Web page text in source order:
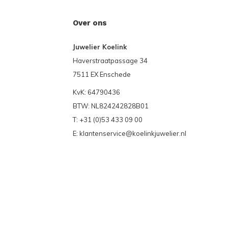
Over ons
Juwelier Koelink
Haverstraatpassage 34
7511 EX Enschede
KvK: 64790436
BTW: NL824242828B01
T: +31 (0)53 433 09 00
E: klantenservice@koelinkjuwelier.nl